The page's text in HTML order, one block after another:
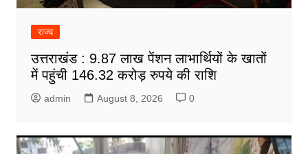
राज्य
उत्तराखंड : 9.87 लाख पेंशन लाभार्थियों के खातों
में पहुंची 146.32 करोड़ रुपये की राशि
admin August 8, 2026 0